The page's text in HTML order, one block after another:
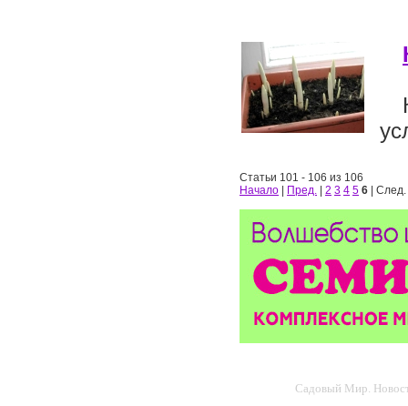
Статьи 101 - 106 из 106
Начало
Пред. 2 3 4 5 6 |
Садовый Мир.